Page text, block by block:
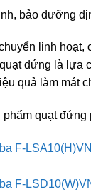
bảo dưỡng
linh hoạt,
đứng là lựa
quả làm mát
phẩm quạt đứng
F-LSA10(H)VN
F-